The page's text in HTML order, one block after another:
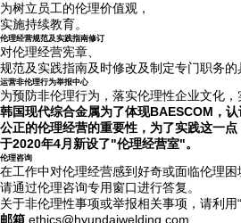
为树立员工的伦理价值观，
实施持续教育。
伦理经营规范及实践指南修订
对伦理经营宪章、
规范及实践指南及时修改及制定专门职务的
运营非伦理行为举报中心
为预防非伦理行为，落实伦理性企业文化，
韩国现代综合金属为了体现BAESCOM，认
公正的伦理经营的重要性，为了实践这一点
于2020年4月新设了"伦理经营室"。
伦理咨询
在工作中对伦理经营感到好奇或面临伦理困
请通过伦理咨询专用窗口进行答复。
关于非伦理性事项或举报相关事项，请利用“
邮箱 ethics@hyundaiwelding.com